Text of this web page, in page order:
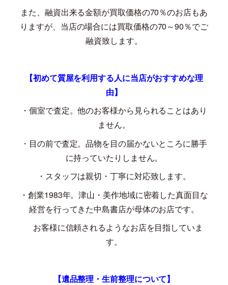
また、融資出来る金額が買取価格の70％のお店もあ
りますが、当店の場合には買取価格の70～90％でご
融資致します。
【初めて質屋を利用する人に当店がおすすめな理
由】
・個室で査定。他のお客様から見られることはあり
ません。
・目の前で査定。品物を目の届かないところに勝手
に持っていたりしません。
・スタッフは親切・丁寧に対応致します。
・創業1983年。津山・美作地域に密着した真面目な
経営を行ってきた中島書店が母体のお店です。
お客様に信頼されるようなお店を目指していま
す。
【遺品整理・生前整理について】